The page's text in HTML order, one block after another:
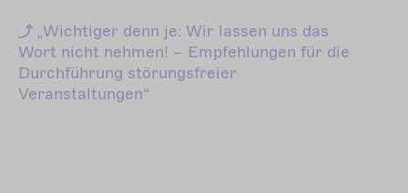
„Wichtiger denn je: Wir lassen uns das
Wort nicht nehmen! – Empfehlungen für die
Durchführung störungsfreier
Veranstaltungen“